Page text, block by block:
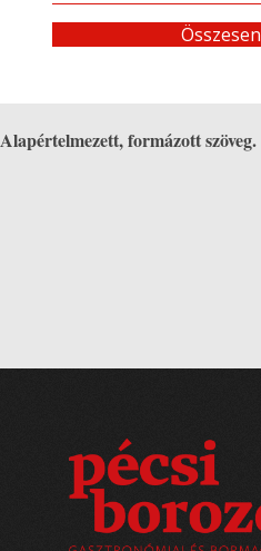
Összesen
Alapértelmezett, formázott szöveg.